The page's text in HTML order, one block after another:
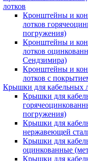
лотков
Кронштейны и
лотков
погружения)
Кронштейны и
лотков
Сендзимира)
Кронштейны и
лотков с
Крышки для кабельных
Крышки для
погружения)
Крышки для
нержавеющей
Крышки для
оцинкованные
Крышки для